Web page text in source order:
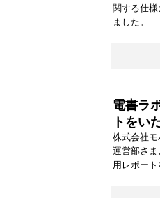
関する仕
ました。
電書ラ
トをい
株式会社
運営部さ
用レポート